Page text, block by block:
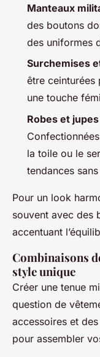
Manteaux
des boutons
des uniformes
Surchemises
être ceinturées
une touche
Robes et
la toile ou le
tendances
Pour un look
souvent avec des
accentuant
Combinaisons
style unique
Créer une tenue
question de
accessoires et
pour assembler